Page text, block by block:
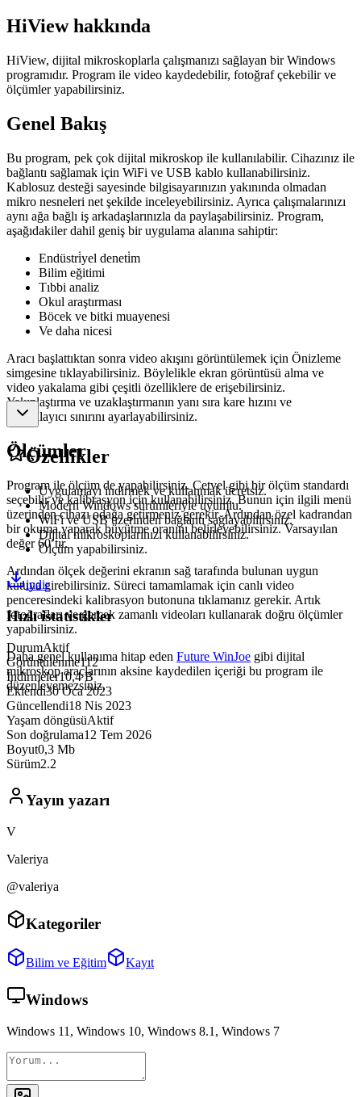
HiView hakkında
HiView, dijital mikroskoplarla çalışmanızı sağlayan bir Windows
programıdır. Program ile video kaydedebilir, fotoğraf çekebilir ve
ölçümler yapabilirsiniz.
Genel Bakış
Bu program, pek çok dijital mikroskop ile kullanılabilir. Cihazınız ile
bağlantı sağlamak için WiFi ve USB kablo kullanabilirsiniz.
Kablosuz desteği sayesinde bilgisayarınızın yakınında olmadan
mikro nesneleri net şekilde inceleyebilirsiniz. Ayrıca çalışmalarınızı
aynı ağa bağlı iş arkadaşlarınızla da paylaşabilirsiniz. Program,
aşağıdakiler dahil geniş bir uygulama alanına sahiptir:
Endüstri̇yel deneti̇m
Bilim eğitimi
Tıbbi analiz
Okul araştırması
Böcek ve bitki muayenesi
Ve daha nicesi
Aracı başlattıktan sonra video akışını görüntülemek için Önizleme
simgesine tıklayabilirsiniz. Böylelikle ekran görüntüsü alma ve
video yakalama gibi çeşitli özelliklere de erişebilirsiniz.
Yakınlaştırma ve uzaklaştırmanın yanı sıra kare hızını ve
zamanlayıcı sınırını ayarlayabilirsiniz.
Ölçümler
Program ile ölçüm de yapabilirsiniz. Cetvel gibi bir ölçüm standardı
seçebilir ve kalibrasyon için kullanabilirsiniz. Bunun için ilgili menü
üzerinden cihazı odağa getirmeniz gerekir. Ardından özel kadrandan
bir okuma yaparak büyütme oranını belirleyebilirsiniz. Varsayılan
değer 60’tır.
Ardından ölçek değerini ekranın sağ tarafında bulunan uygun
kutuya girebilirsiniz. Süreci tamamlamak için canlı video
penceresindeki kalibrasyon butonuna tıklamanız gerekir. Artık
fotoğrafları ve gerçek zamanlı videoları kullanarak doğru ölçümler
yapabilirsiniz.
Daha genel kullanıma hitap eden Future WinJoe gibi dijital
mikroskop araçlarının aksine kaydedilen içeriği bu program ile
düzenleyemezsiniz.
Özellikler
Uygulamayı indirmek ve kullanmak ücretsiz.
Modern Windows sürümleriyle uyumlu.
WiFi ve USB üzerinden bağlantı sağlayabilirsiniz.
Dijital mikroskoplarınızı kullanabilirsiniz.
Ölçüm yapabilirsiniz.
indir
Hızlı istatistikler
DurumAktif
Görüntülenme112
İndirmeler10,4 B
Eklendi30 Oca 2023
Güncellendi18 Nis 2023
Yaşam döngüsüAktif
Son doğrulama12 Tem 2026
Boyut0,3 Mb
Sürüm2.2
Yayın yazarı
V
Valeriya
@valeriya
Kategoriler
Bilim ve Eğitim Kayıt
Windows
Windows 11, Windows 10, Windows 8.1, Windows 7